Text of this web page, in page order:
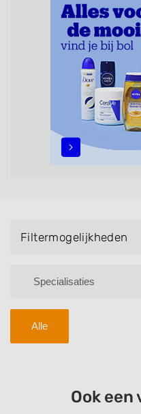
zonder afspraak terecht
kunnen uw haren
maar ook helpen met
opsteken, weave, een
permanent, een
epileren,
een baard en pruiken. U
filteren met behulp van
Filtermogelijkheden
Alle
Ook